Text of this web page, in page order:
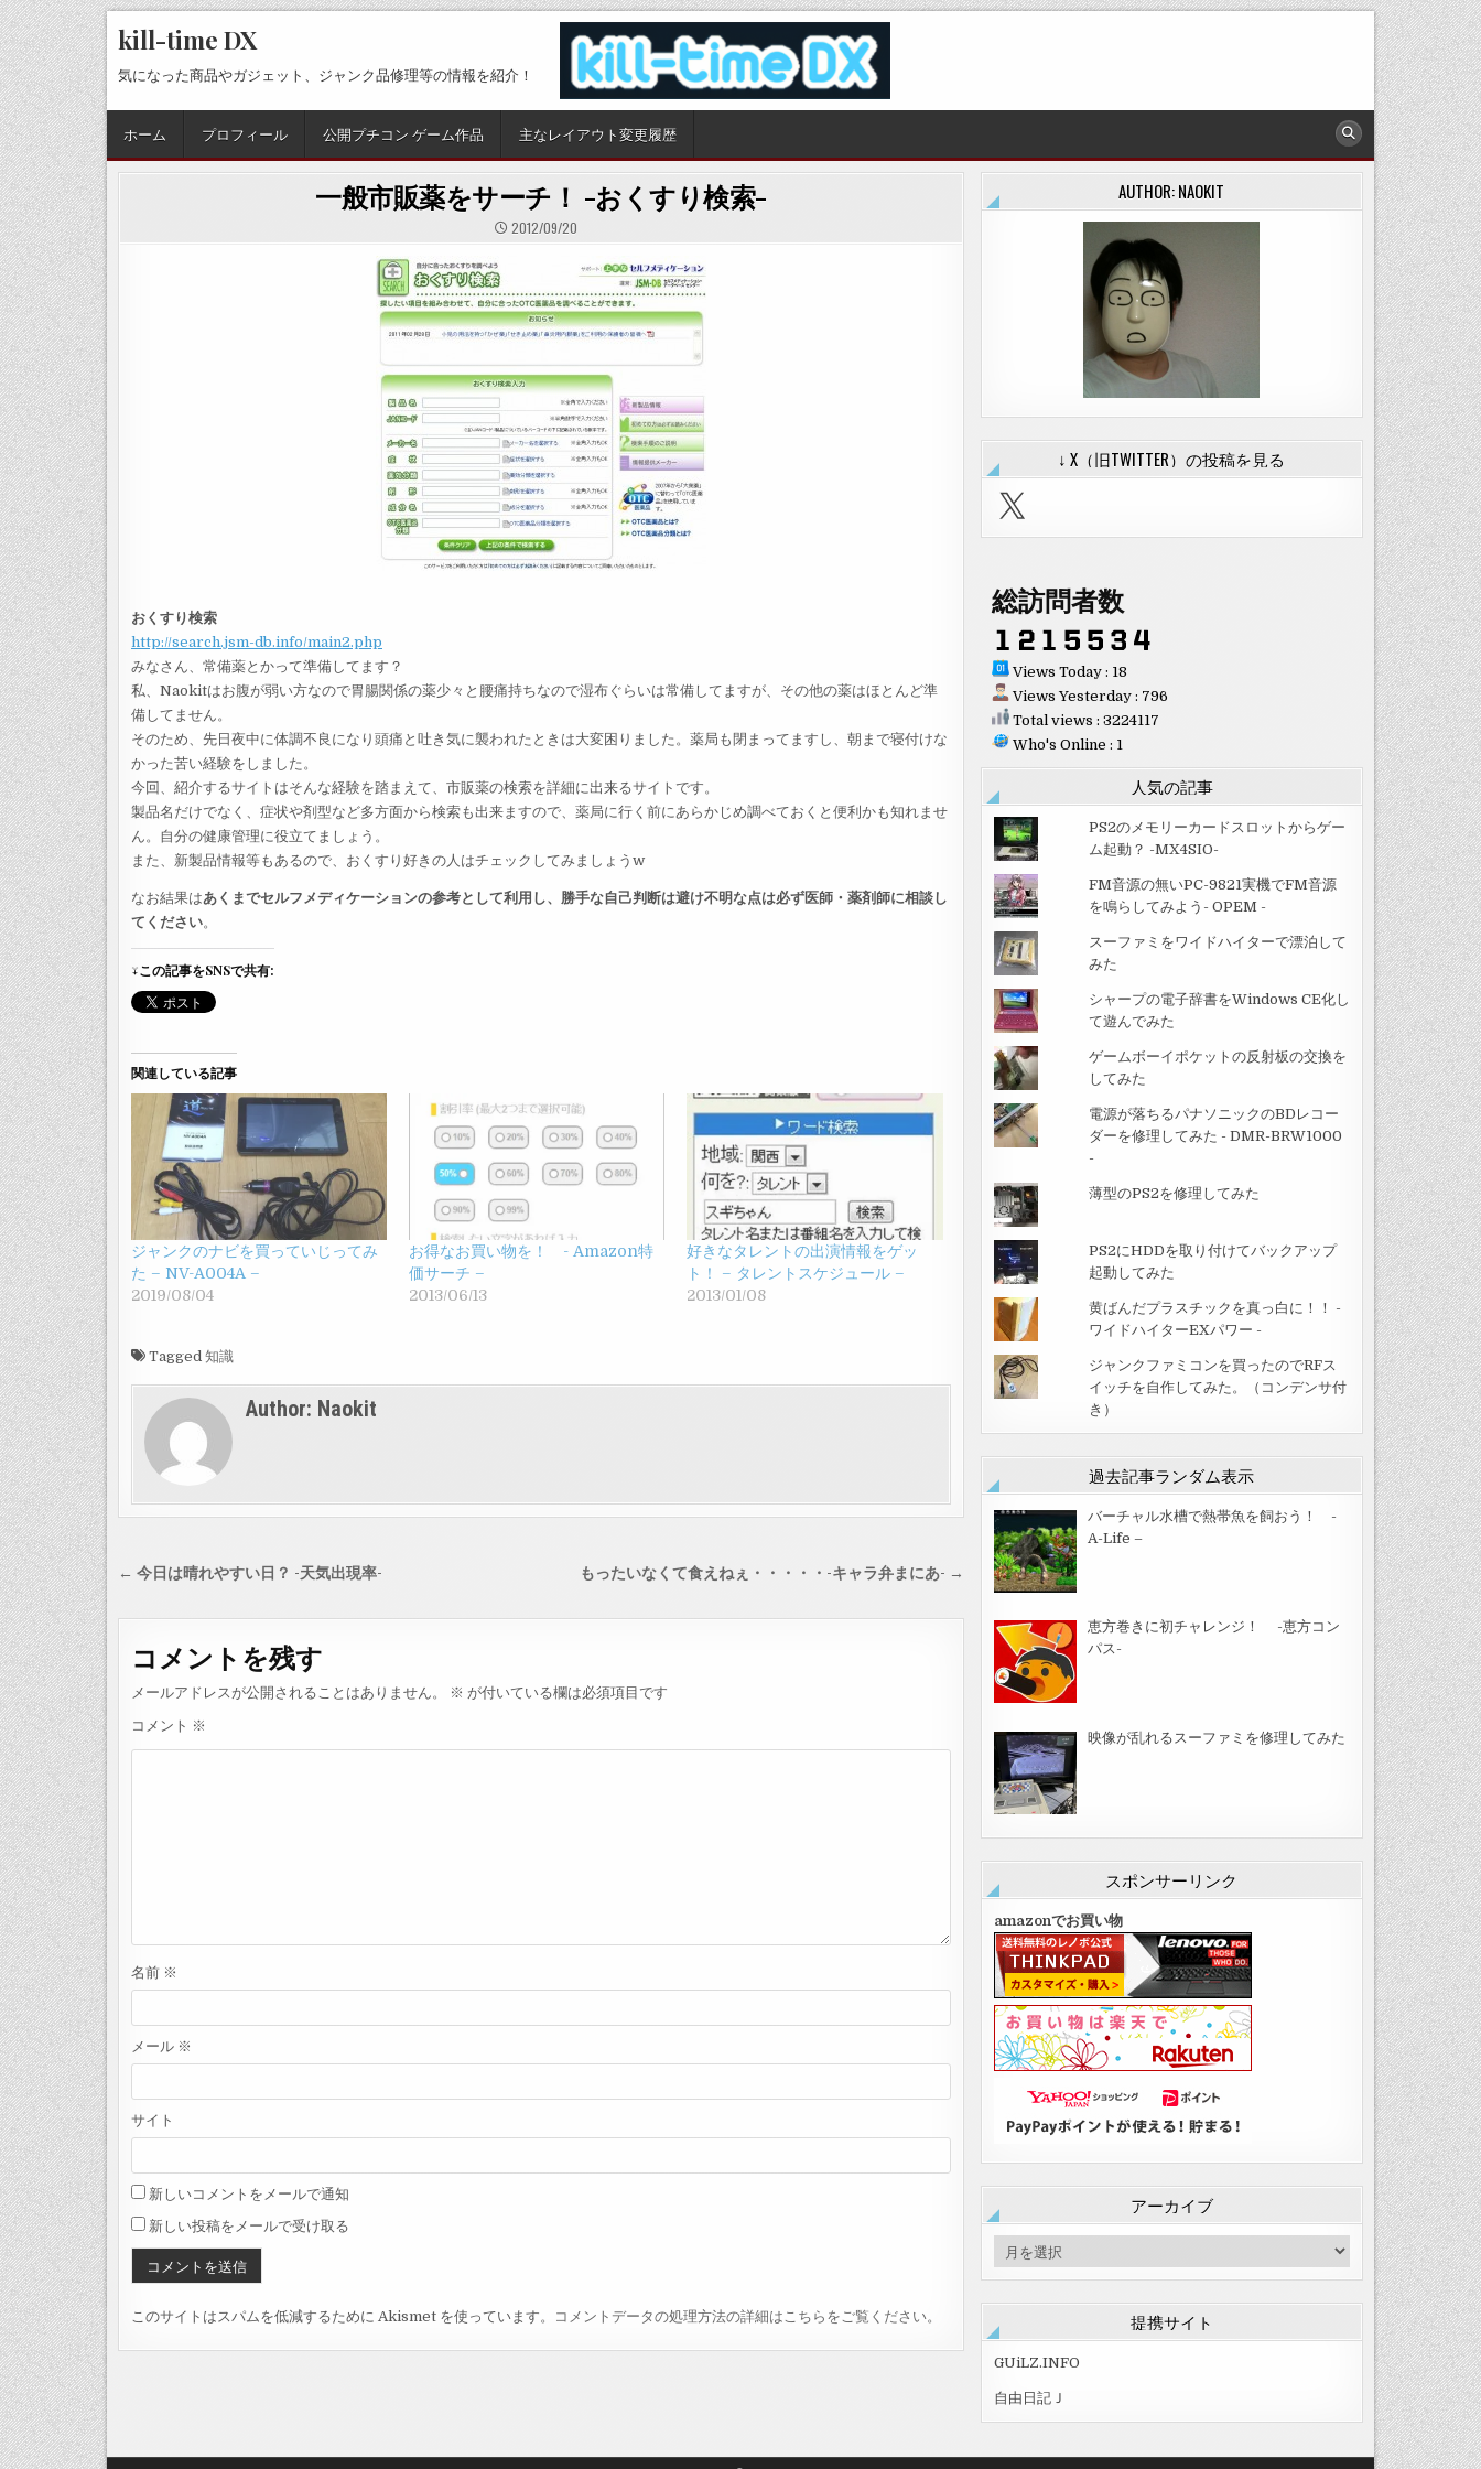
Skip
to
content
kill-time DX
気になった商品やガジェット、ジャンク品修理等の情報を紹介！
ホーム プロフィール 公開プチコン ゲーム作品 主なレイアウト変更履歴
一般市販薬をサーチ！ -おくすり検索-
2012/09/20
おくすり検索
http://search.jsm-db.info/main2.php
みなさん、常備薬とかって準備してます？
私、Naokitはお腹が弱い方なので胃腸関係の薬少々と腰痛持ちなので湿布ぐらいは常備してますが、その他の薬はほとんど準
備してません。
そのため、先日夜中に体調不良になり頭痛と吐き気に襲われたときは大変困りました。薬局も閉まってますし、朝まで寝付けな
かった苦い経験をしました。
今回、紹介するサイトはそんな経験を踏まえて、市販薬の検索を詳細に出来るサイトです。
製品名だけでなく、症状や剤型など多方面から検索も出来ますので、薬局に行く前にあらかじめ調べておくと便利かも知れませ
ん。自分の健康管理に役立てましょう。
また、新製品情報等もあるので、おくすり好きの人はチェックしてみましょうw
なお結果はあくまでセルフメディケーションの参考として利用し、勝手な自己判断は避け不明な点は必ず医師・薬剤師に相談し
てください。
↓この記事をSNSで共有:
関連している記事
ジャンクのナビを買っていじってみ
た – NV-A004A –
2019/08/04
お得なお買い物を！ - Amazon特
価サーチ –
2013/06/13
好きなタレントの出演情報をゲッ
ト！ – タレントスケジュール –
2013/01/08
Tagged 知識
Author: Naokit
投
ビ
ゲ
ー
シ
もったいなくて食えねぇ・・・・・-キャラ弁まにあ- →
← 今日は晴れやすい日？ -天気出現率-
コメントを残す
メールアドレスが公開されることはありません。 ※ が付いている欄は必須項目です
コメント ※
名前 ※
メール ※
サイト
新しいコメントをメールで通知
新しい投稿をメールで受け取る
このサイトはスパムを低減するために Akismet を使っています。 コメントデータの処理方法の詳細はこちらをご覧ください。
AUTHOR: NAOKIT
↓ X（旧TWITTER）の投稿を見る
X
総訪問者数
Views Today : 18
Views Yesterday : 796
Total views : 3224117
Who's Online : 1
人気の記事
PS2のメモリーカードスロットからゲー
ム起動？ -MX4SIO-
FM音源の無いPC-9821実機でFM音源
を鳴らしてみよう- OPEM -
スーファミをワイドハイターで漂泊して
みた
シャープの電子辞書をWindows CE化し
て遊んでみた
ゲームボーイポケットの反射板の交換を
してみた
電源が落ちるパナソニックのBDレコー
ダーを修理してみた - DMR-BRW1000
-
薄型のPS2を修理してみた
PS2にHDDを取り付けてバックアップ
起動してみた
黄ばんだプラスチックを真っ白に！！ -
ワイドハイターEXパワー -
ジャンクファミコンを買ったのでRFス
イッチを自作してみた。（コンデンサ付
き）
過去記事ランダム表示
バーチャル水槽で熱帯魚を飼おう！ -
A-Life –
恵方巻きに初チャレンジ！ -恵方コン
パス-
映像が乱れるスーファミを修理してみた
スポンサーリンク
amazonでお買い物
アーカイブ
ー
ブ
提携サイト
GUiLZ.INFO
自由日記Ｊ